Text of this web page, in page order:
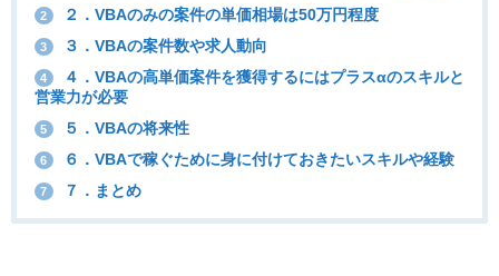
2 ２．VBAのみの案件の単価相場は50万円程度
3 ３．VBAの案件数や求人動向
4
４．VBAの高単価案件を獲得するにはプラスαのスキルと
営業力が必要
5 ５．VBAの将来性
6 ６．VBAで稼ぐために身に付けておきたいスキルや経験
7 ７．まとめ